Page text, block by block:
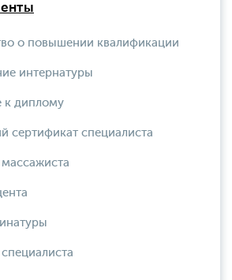
о повышении квалификации
интернатуры
к диплому
сертификат специалиста